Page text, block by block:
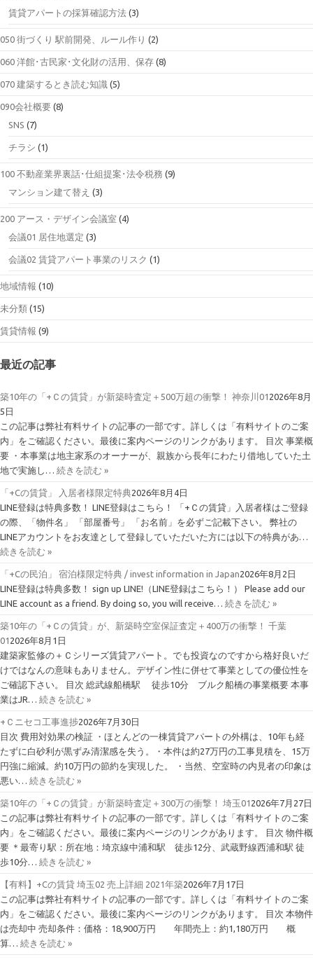
賃貸アパートの採算確認方法 (3)
050 街づくり 駅前開発、ルール作り (2)
060 洋館･古民家･文化財の活用、保存 (8)
070 建築するとき読む知識 (5)
090会社概要 (8)
SNS (7)
チラシ (1)
100 不動産業界裏話･仕組提案･法令税務 (9)
マンション建て替え (3)
200 アース・デザイン会議室 (4)
会議01 居住地選定 (3)
会議02 賃貸アパート事業のリスク (1)
地域情報 (10)
未分類 (15)
賃貸情報 (9)
最近の記事
築10年の「+Ｃの賃貸」が新築時査定＋500万超の衝撃！ 神奈川01 2026年8月
5日
この記事は弊社有料サイトの記事の一部です。詳しくは「有料サイトのご案
内」をご確認ください。最後に案内ページのリンクがあります。 目次 事業概
要 ・本事業は地主家系のオーナーが、親族から長年にわたり借地していた土
地で実施し… 続きを読む »
「+Cの賃貸」 入居者様限定特典2026年8月4日
LINE登録は特典多数！ LINE登録はこちら！ 「+Ｃの賃貸」入居者様はご登録
の際、「物件名」 「部屋番号」 「お名前」を必ずご記載下さい。 弊社の
LINEアカウントをお友達として登録していただいた方には以下の特典があ…
続きを読む »
「+Cの民泊」 宿泊様限定特典 / invest information in Japan2026年8月2日
LINE登録は特典多数！ sign up LINE!（LINE登録はこちら！） Please add our
LINE account as a friend. By doing so, you will receive… 続きを読む »
築10年の「+Ｃの賃貸」が、新築時空室保証査定＋400万の衝撃！ 千葉
01 2026年8月1日
建築家監修の＋Ｃシリーズ賃貸アパート。でも投資なのですから格好良いだ
けではなんの意味もありません。デザイン性に併せて事業としての優位性を
ご確認下さい。 目次 総武線船橋駅 徒歩10分 ブルク船橋の事業概要 本事
業はJR… 続きを読む »
+Ｃニセコ工事進捗2026年7月30日
目次 費用対効果の検証 ・ほとんどの一棟賃貸アパートの外構は、10年も経
たずに白砂利が黒ずみ清潔感を失う。・本件は約27万円の工事見積を、15万
円強に縮減。約10万円の節約を実現した。 ・当然、空室時の内見者の印象は
悪い… 続きを読む »
築10年の「+Ｃの賃貸」が新築時査定＋300万の衝撃！ 埼玉01 2026年7月27日
この記事は弊社有料サイトの記事の一部です。詳しくは「有料サイトのご案
内」をご確認ください。最後に案内ページのリンクがあります。 目次 物件概
要 ＊最寄り駅：所在地：埼京線中浦和駅 徒歩12分、武蔵野線西浦和駅 徒
歩10分… 続きを読む »
【有料】+Cの賃貸 埼玉02 売上詳細 2021年築2026年7月17日
この記事は弊社有料サイトの記事の一部です。詳しくは「有料サイトのご案
内」をご確認ください。最後に案内ページのリンクがあります。 目次 本物件
は売却中 売却条件：価格：18,900万円 年間売上：約1,180万円 概
算… 続きを読む »